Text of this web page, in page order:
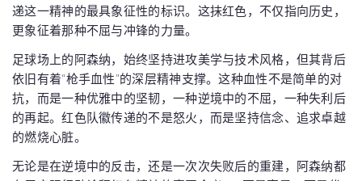
递这一精神的最具象征性的标识。这抹红色，不仅指向历史，
更象征着那种不屈与冲锋的力量。
足球场上的阿森纳，始终坚持进攻美学与技术风格，但其背后
依旧有着“枪手血性”的深层精神支撑。这种血性不是简单的对
抗，而是一种优雅中的坚韧，一种逆境中的不屈，一种失利后
的再起。红色队徽传递的不是怒火，而是坚持信念、追求卓越
的燃烧心脏。
无论是在逆境中的反击，还是一次次失败后的重建，阿森纳都